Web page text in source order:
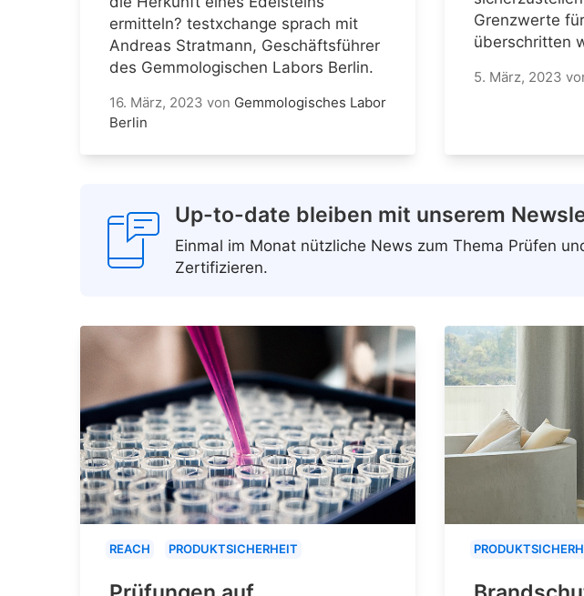
ermitteln? testxchange sprach mit
Andreas Stratmann, Geschäftsführer
des Gemmologischen Labors Berlin.
16. März, 2023 von Gemmologisches Labor
Berlin
Grenzwerte
überschritten
5. März, 2023
Up-to-date bleiben mit unserem
Einmal im Monat nützliche News zum Thema Prüfen
Zertifizieren.
REACH PRODUKTSICHERHEIT